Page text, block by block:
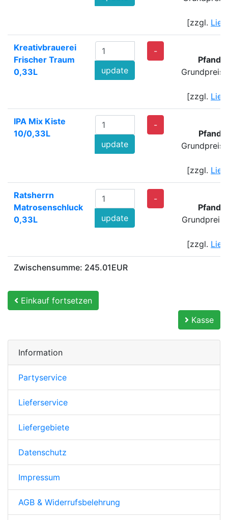
[zzgl.
Kreativbrauerei
Frischer Traum
0,33L
update
-
Pfand:
Grundpreis:
[zzgl.
IPA Mix Kiste
10/0,33L
update
-
Pfand:
Grundpreis:
[zzgl.
Ratsherrn
Matrosenschluck
0,33L
update
-
Pfand:
[zzgl.
Zwischensumme: 245.01EUR
Einkauf fortsetzen
Kasse
Information
Partyservice
Lieferservice
Liefergebiete
Datenschutz
Impressum
AGB & Widerrufsbelehrung